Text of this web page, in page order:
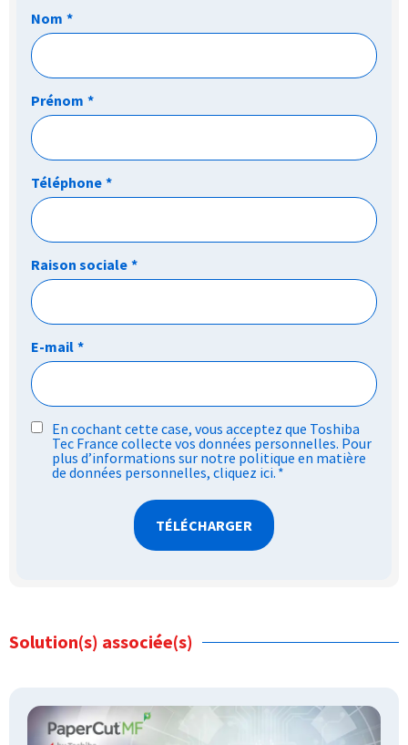
Nom *
Prénom *
Téléphone *
Raison sociale *
E-mail *
RGPDEn cochant cette case, vous acceptez que Toshiba
Tec France collecte vos données personnelles. Pour
plus d’informations sur notre politique en matière
de données personnelles, cliquez ici. *
Solution(s) associée(s)